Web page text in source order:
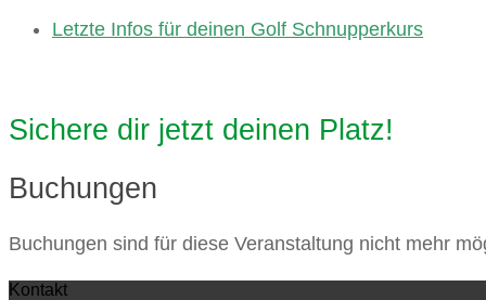
Letzte Infos für deinen Golf Schnupperkurs
Sichere dir jetzt deinen Platz!
Buchungen
Buchungen sind für diese Veranstaltung nicht mehr
Kontakt